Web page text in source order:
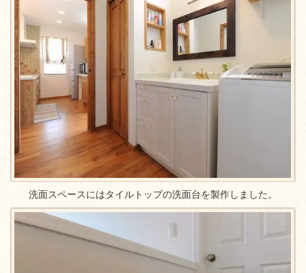
洗面スペースにはタイルトップの洗面台を製作しました。